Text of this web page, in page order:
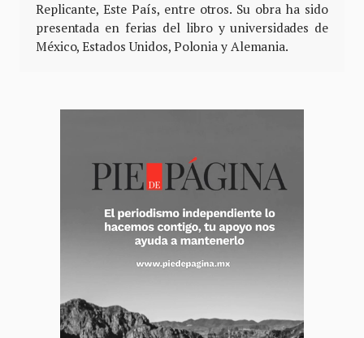
Replicante, Este País, entre otros. Su obra ha sido
presentada en ferias del libro y universidades de
México, Estados Unidos, Polonia y Alemania.